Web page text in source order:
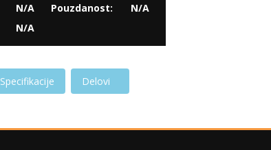
N/A
N/A
Pouzdanost: N/A
Specifikacije Delovi